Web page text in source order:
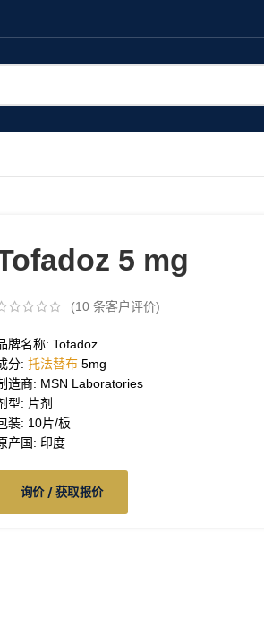
5 mg
(10条客户评价)
牌名称: Tofadoz
分: 托法替布5mg
造商: MSN Laboratories
型: 片剂
装: 10片/板
产国: 印度
询价 / 获取报价